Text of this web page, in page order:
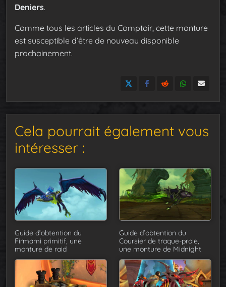
Deniers.
Comme tous les articles du Comptoir, cette monture
est susceptible d’être de nouveau disponible
prochainement.
Cela pourrait également vous
intéresser :
Guide d’obtention du
Firmami primitif, une
monture de raid
Guide d’obtention du
Coursier de traque-proie,
une monture de Midnight